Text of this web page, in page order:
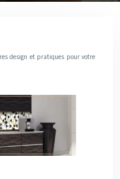
design et pratiques pour votre